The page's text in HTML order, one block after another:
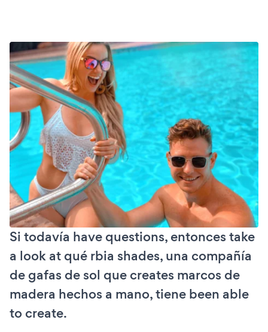
Si todavía have questions, entonces take
a look at qué rbia shades, una compañía
de gafas de sol que creates marcos de
madera hechos a mano, tiene been able
to create.